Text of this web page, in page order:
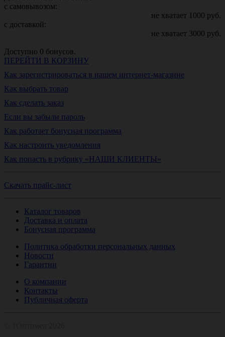
с самовывозом:
не хватает 1000 руб.
с доставкой:
не хватает 3000 руб.
Доступно 0 бонусов.
ПЕРЕЙТИ В КОРЗИНУ
Как зарегистрироваться в нашем интернет-магазине
Как выбрать товар
Как сделать заказ
Если вы забыли пароль
Как работает бонусная программа
Как настроить уведомления
Как попасть в рубрику «НАШИ КЛИЕНТЫ»
Скачать прайс-лист
Каталог товаров
Доставка и оплата
Бонусная программа
Политика обработки персональных данных
Новости
Гарантии
О компании
Контакты
Публичная оферта